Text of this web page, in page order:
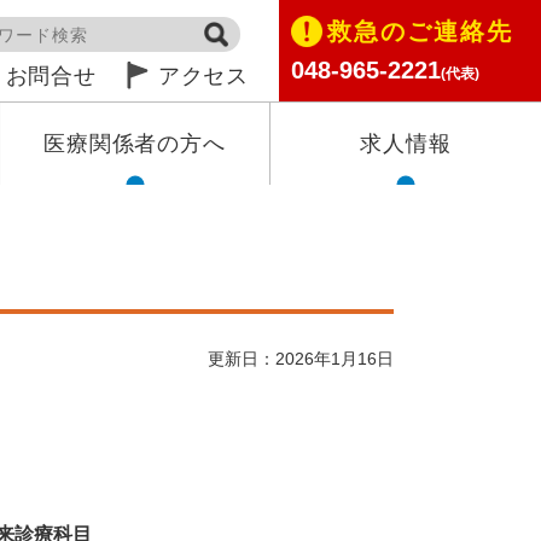
お問合せ アクセス
救急のご連絡先
048-965-2221(代表)
医療関係者の方へ 求人情報
更新日：2026年1月16日
診療科目